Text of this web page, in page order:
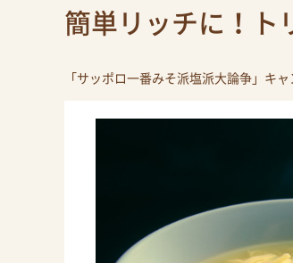
簡単リッチに！ト
「サッポロ一番みそ派塩派大論争」キ